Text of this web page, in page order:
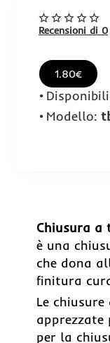
Recensioni di 0
1.80€
Modello:
Chiusura a
è una
che dona
finitura
Le
per la